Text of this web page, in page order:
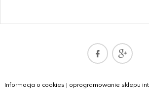
Informacja o cookies | oprogramowanie sklepu